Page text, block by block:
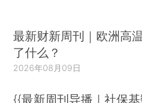
最新财新周刊｜欧洲高
了什么？
2026年08月09日
{{最新周刊导播｜社保